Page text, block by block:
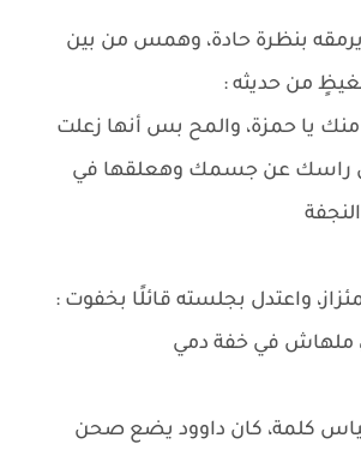
يرمقه بنظرة حادة، وهمس من بين
من حديثه :
منك يا حمزة، والمح بس أنها زعلت
راسك عن جسمك وهعلقها في
واعتدل بجلسته قائلًا بخفوت :
ملهاش في خفة دمي
كلمة، كان داوود يضع صحن